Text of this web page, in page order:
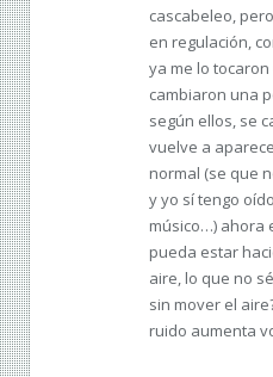
cascabeleo,
en regulación,
ya me lo
cambiaron una
según ellos, se
vuelve a
normal (se que
y yo sí tengo
músico…) ahora
pueda estar
aire, lo que no
sin mover el
ruido aumenta